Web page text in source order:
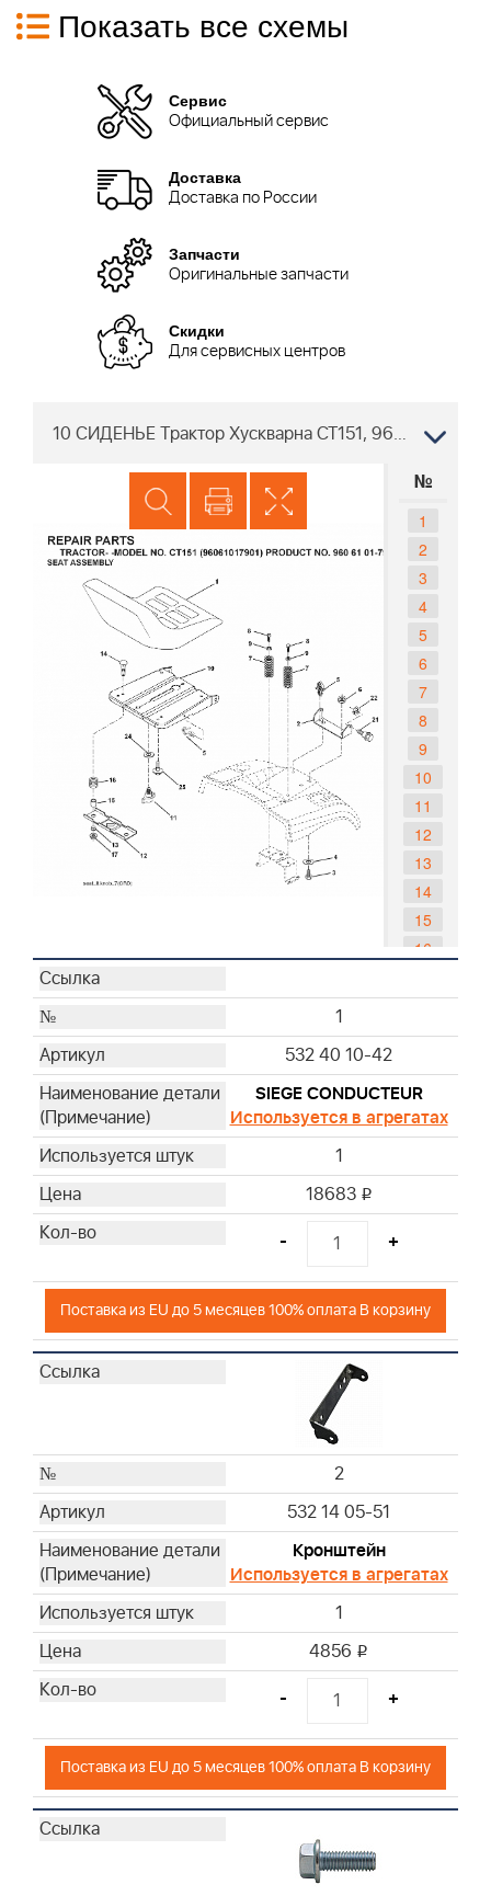
Показать все схемы
Сервис
Официальный сервис
Доставка
Доставка по России
Запчасти
Оригинальные запчасти
Скидки
Для сервисных центров
10 СИДЕНЬЕ Трактор Хускварна CT151, 96061017901, 2007-05
№
1
2
3
4
5
6
7
8
9
10
11
12
13
14
15
16
21
22
25
1
532 40 10-42
SIEGE CONDUCTEUR
Используется в агрегатах
1
18683 i
- +
Поставка из EU до 5 месяцев 100% оплата В корзину
2
532 14 05-51
Кронштейн
Используется в агрегатах
1
4856 i
- +
Поставка из EU до 5 месяцев 100% оплата В корзину